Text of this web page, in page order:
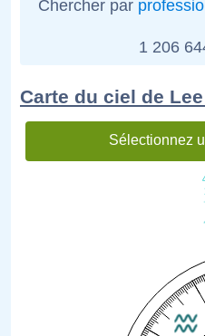
Chercher par
1 206
Carte du ciel de
Sélectionnez